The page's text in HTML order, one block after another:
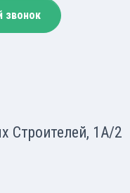
звонок
Строителей, 1А/2